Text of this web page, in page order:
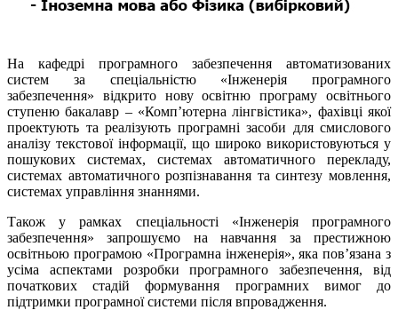
На кафедрі програмного забезпечення автоматизованих
систем за спеціальністю «Інженерія програмного
забезпечення» відкрито нову освітню програму освітнього
ступеню бакалавр – «Комп’ютерна лінгвістика», фахівці якої
проектують та реалізують програмні засоби для смислового
аналізу текстової інформації, що широко використовуються у
пошукових системах, системах автоматичного перекладу,
системах автоматичного розпізнавання та синтезу мовлення,
системах управління знаннями.
Також у рамках спеціальності «Інженерія програмного
забезпечення» запрошуємо на навчання за престижною
освітньою програмою «Програмна інженерія», яка пов’язана з
усіма аспектами розробки програмного забезпечення, від
початкових стадій формування програмних вимог до
підтримки програмної системи після впровадження.